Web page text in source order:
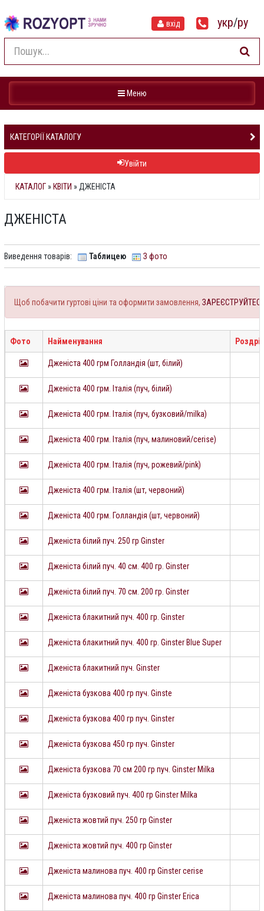
вхід укр/ру
Навігація
Меню
КАТЕГОРІЇ КАТАЛОГУ
Увійти
КАТАЛОГ » КВІТИ » ДЖЕНІСТА
ДЖЕНІСТА
Виведення товарів: Таблицею З фото
Щоб побачити гуртові ціни та оформити замовлення,
Фото Найменування
Дженіста 400 грм Голландія (шт, білий)
Дженіста 400 грм. Італія (пуч, білий)
Дженіста 400 грм. Італія (пуч, бузковий/milka)
Дженіста 400 грм. Італія (пуч, малиновий/cerise)
Дженіста 400 грм. Італія (пуч, рожевий/pink)
Дженіста 400 грм. Італія (шт, червоний)
Дженіста 400 грм. Голландія (шт, червоний)
Дженіста білий пуч. 250 гр Ginster
Дженіста білий пуч. 40 см. 400 гр. Ginster
Дженіста білий пуч. 70 см. 200 гр. Ginster
Дженіста блакитний пуч. 400 гр. Ginster
Дженіста блакитний пуч. 400 гр. Ginster Blue Super
Дженіста блакитний пуч. Ginster
Дженіста бузкова 400 гр пуч. Ginste
Дженіста бузкова 400 гр пуч. Ginster
Дженіста бузкова 450 гр пуч. Ginster
Дженіста бузкова 70 см 200 гр пуч. Ginster Milka
Дженіста бузковий пуч. 400 гр Ginster Milka
Дженіста жовтий пуч. 250 гр Ginster
Дженіста жовтий пуч. 400 гр Ginster
Дженіста малинова пуч. 400 гр Ginster cerise
Дженіста малинова пуч. 400 гр Ginster Erica